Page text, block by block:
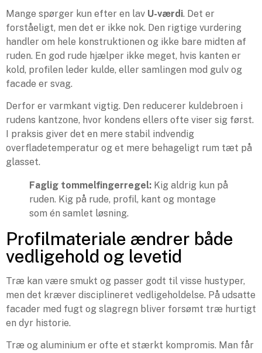
Mange spørger kun efter en lav U-værdi. Det er
forståeligt, men det er ikke nok. Den rigtige vurdering
handler om hele konstruktionen og ikke bare midten af
ruden. En god rude hjælper ikke meget, hvis kanten er
kold, profilen leder kulde, eller samlingen mod gulv og
facade er svag.
Derfor er varmkant vigtig. Den reducerer kuldebroen i
rudens kantzone, hvor kondens ellers ofte viser sig først.
I praksis giver det en mere stabil indvendig
overfladetemperatur og et mere behageligt rum tæt på
glasset.
Faglig tommelfingerregel: Kig aldrig kun på
ruden. Kig på rude, profil, kant og montage
som én samlet løsning.
Profilmateriale ændrer både
vedligehold og levetid
Træ kan være smukt og passer godt til visse hustyper,
men det kræver disciplineret vedligeholdelse. På udsatte
facader med fugt og slagregn bliver forsømt træ hurtigt
en dyr historie.
Træ og aluminium er ofte et stærkt kompromis. Man får